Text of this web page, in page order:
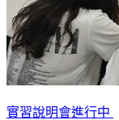
實習說明會進行中